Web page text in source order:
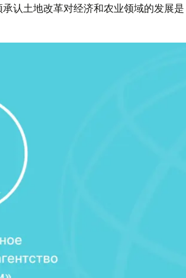
认土地改革对经济和农业领域的发展是